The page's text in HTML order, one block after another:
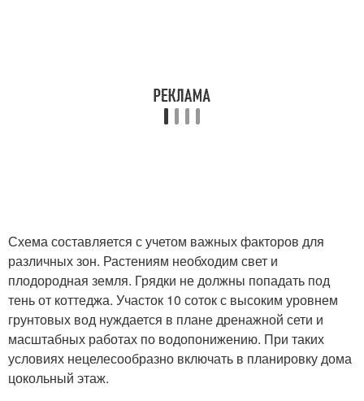
Схема составляется с учетом важных факторов для
различных зон. Растениям необходим свет и
плодородная земля. Грядки не должны попадать под
тень от коттеджа. Участок 10 соток с высоким уровнем
грунтовых вод нуждается в плане дренажной сети и
масштабных работах по водопонижению. При таких
условиях нецелесообразно включать в планировку дома
цокольный этаж.